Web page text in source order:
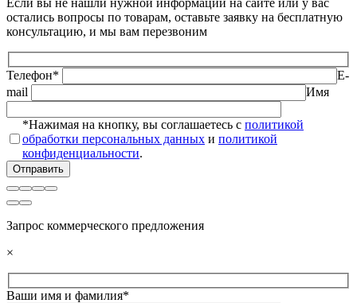
Если вы не нашли нужной информации на сайте или у вас
остались вопросы по товарам, оставьте заявку на бесплатную
консультацию, и мы вам перезвоним
Телефон*
E-
mail
Имя
*Нажимая на кнопку, вы соглашаетесь с политикой
обработки персональных данных и политикой
конфиденциальности.
Запрос коммерческого предложения
×
Ваши имя и фамилия*